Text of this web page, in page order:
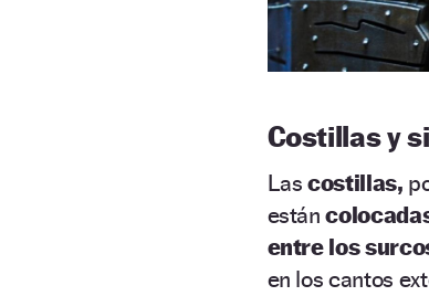
Costillas y
Lascostillas,
están
entre los
en los cantos